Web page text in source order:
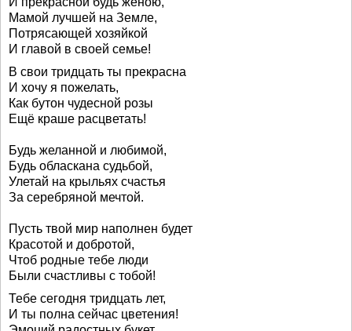
Мамой лучшей на Земле,
Потрясающей хозяйкой
И главой в своей семье!
В свои тридцать ты прекрасна
И хочу я пожелать,
Как бутон чудесной розы
Ещё краше расцветать!
Будь желанной и любимой,
Будь обласкана судьбой,
Улетай на крыльях счастья
За серебряной мечтой.
Пусть твой мир наполнен будет
Красотой и добротой,
Чтоб родные тебе люди
Были счастливы с тобой!
Тебе сегодня тридцать лет,
И ты полна сейчас цветения!